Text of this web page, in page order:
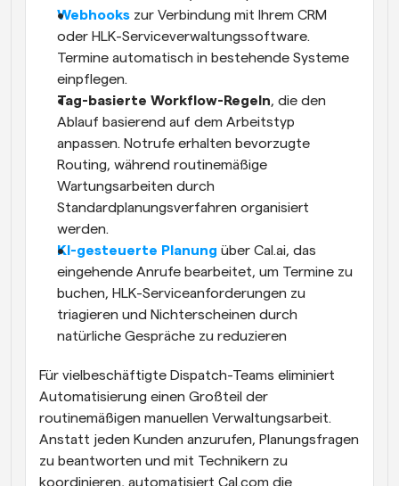
Webhooks zur Verbindung mit Ihrem CRM
oder HLK-Serviceverwaltungssoftware.
Termine automatisch in bestehende Systeme
einpflegen.
Tag-basierte Workflow-Regeln, die den
Ablauf basierend auf dem Arbeitstyp
anpassen. Notrufe erhalten bevorzugte
Routing, während routinemäßige
Wartungsarbeiten durch
Standardplanungsverfahren organisiert
werden.
KI-gesteuerte Planung über Cal.ai, das
eingehende Anrufe bearbeitet, um Termine zu
buchen, HLK-Serviceanforderungen zu
triagieren und Nichterscheinen durch
natürliche Gespräche zu reduzieren
Für vielbeschäftigte Dispatch-Teams eliminiert
Automatisierung einen Großteil der
routinemäßigen manuellen Verwaltungsarbeit.
Anstatt jeden Kunden anzurufen, Planungsfragen
zu beantworten und mit Technikern zu
koordinieren, automatisiert Cal.com die